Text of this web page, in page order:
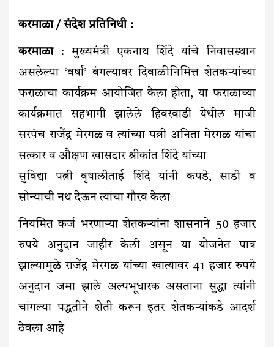
करमाळा / संदेश प्रतिनिधी :
करमाळा: मुख्यमंत्री एकनाथ शिंदे यांचे निवासस्थान
असलेल्या ‘वर्षा’ बंगल्यावर दिवाळीनिमित्त शेतकऱ्यांच्या
फराळाचा कार्यक्रम आयोजित केला होता, या फराळाच्या
कार्यक्रमात सहभागी झालेले हिवरवाडी येथील माजी
सरपंच राजेंद्र मेरगळ व त्यांच्या पत्नी अनिता मेरगळ यांचा
सत्कार व औक्षण खासदार श्रीकांत शिंदे यांच्या
सुविद्या पत्नी वृषालीताई शिंदे यांनी कपडे, साडी व
सोन्याची नथ देऊन त्यांचा गौरव केला
नियमित कर्ज भरणाऱ्या शेतकऱ्यांना शासनाने 50 हजार
रुपये अनुदान जाहीर केली असून या योजनेत पात्र
झाल्यामुळे राजेंद्र मेरगळ यांच्या खात्यावर 41 हजार रुपये
अनुदान जमा झाले अल्पभूधारक असताना सुद्धा त्यांनी
चांगल्या पद्धतीने शेती करून इतर शेतकऱ्यांकडे आदर्श
ठेवला आहे